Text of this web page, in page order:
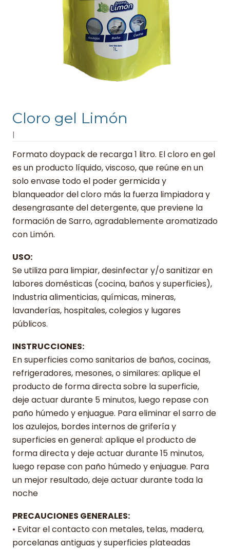
Cloro gel Limón
|
Formato doypack de recarga 1 litro. El cloro en gel
es un producto líquido, viscoso, que reúne en un
solo envase todo el poder germicida y
blanqueador del cloro más la fuerza limpiadora y
desengrasante del detergente, que previene la
formación de Sarro, agradablemente aromatizado
con Limón.
USO:
Se utiliza para limpiar, desinfectar y/o sanitizar en
labores domésticas (cocina, baños y superficies),
Industria alimenticias, químicas, mineras,
lavanderías, hospitales, colegios y lugares
públicos.
INSTRUCCIONES:
En superficies como sanitarios de baños, cocinas,
refrigeradores, mesones, o similares: aplique el
producto de forma directa sobre la superficie,
deje actuar durante 5 minutos, luego repase con
paño húmedo y enjuague. Para eliminar el sarro de
los azulejos, bordes internos de grifería y
superficies en general: aplique el producto de
forma directa y deje actuar durante 15 minutos,
luego repase con paño húmedo y enjuague. Para
un mejor resultado, deje actuar durante toda la
noche
PRECAUCIONES GENERALES:
• Evitar el contacto con metales, telas, madera,
porcelanas antiguas y superficies plateadas